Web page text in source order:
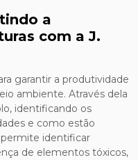
a
com a J.
garantir a produtividade
ambiente. Através dela
identificando os
e como estão
permite identificar
de elementos tóxicos,